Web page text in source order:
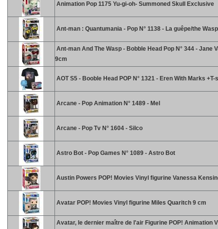
Animation Pop 1175 Yu-gi-oh- Summoned Skull Exclusive
Ant-man : Quantumania - Pop N° 1138 - La guêpe/the Wasp
Ant-man And The Wasp - Bobble Head Pop N° 344 - Jane
9cm
AOT S5 - Booble Head POP N° 1321 - Eren With Marks +T-
Arcane - Pop Animation N° 1489 - Mel
Arcane - Pop Tv N° 1604 - Silco
Astro Bot - Pop Games N° 1089 - Astro Bot
Austin Powers POP! Movies Vinyl figurine Vanessa
Avatar POP! Movies Vinyl figurine Miles Quaritch 9 cm
Avatar, le dernier maître de l'air Figurine POP! Animation